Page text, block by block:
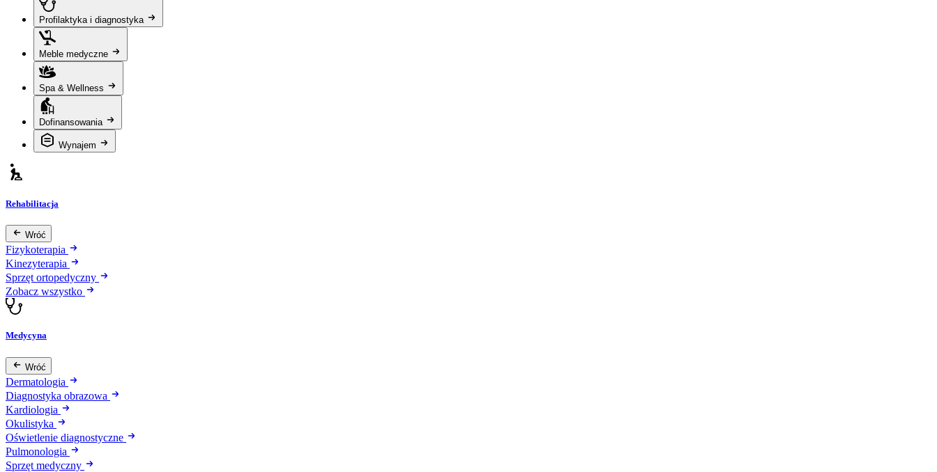
Profilaktyka i diagnostyka
Meble medyczne
Spa & Wellness
Dofinansowania
Wynajem
Rehabilitacja
Wróć
Fizykoterapia
Kinezyterapia
Sprzęt ortopedyczny
Zobacz wszystko
Medycyna
Wróć
Dermatologia
Diagnostyka obrazowa
Kardiologia
Okulistyka
Oświetlenie diagnostyczne
Pulmonologia
Sprzęt medyczny